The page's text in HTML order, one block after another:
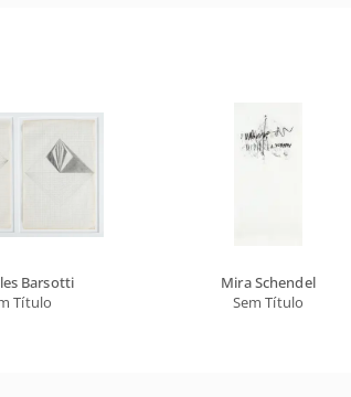
Barsotti
Título
Mira Schendel
Sem Título